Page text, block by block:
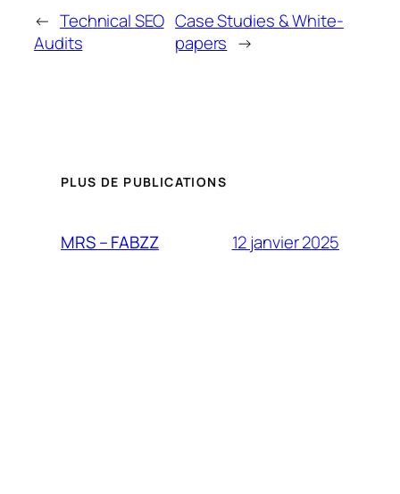
← Technical SEO
Audits
Case Studies & White-
papers →
PLUS DE PUBLICATIONS
MRS – FABZZ 12 janvier 2025